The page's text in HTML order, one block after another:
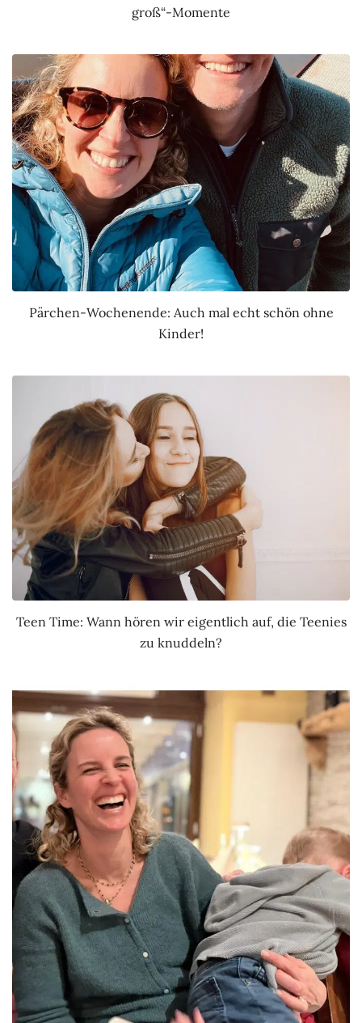
groß“-Momente
Pärchen-Wochenende: Auch mal echt schön ohne
Kinder!
Teen Time: Wann hören wir eigentlich auf, die Teenies
zu knuddeln?